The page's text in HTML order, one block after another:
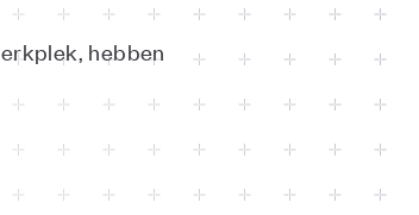
hebben